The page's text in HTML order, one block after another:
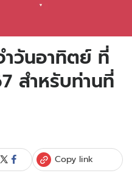
ำวันอาทิตย์ ที่
สำหรับท่านที่
Copy link